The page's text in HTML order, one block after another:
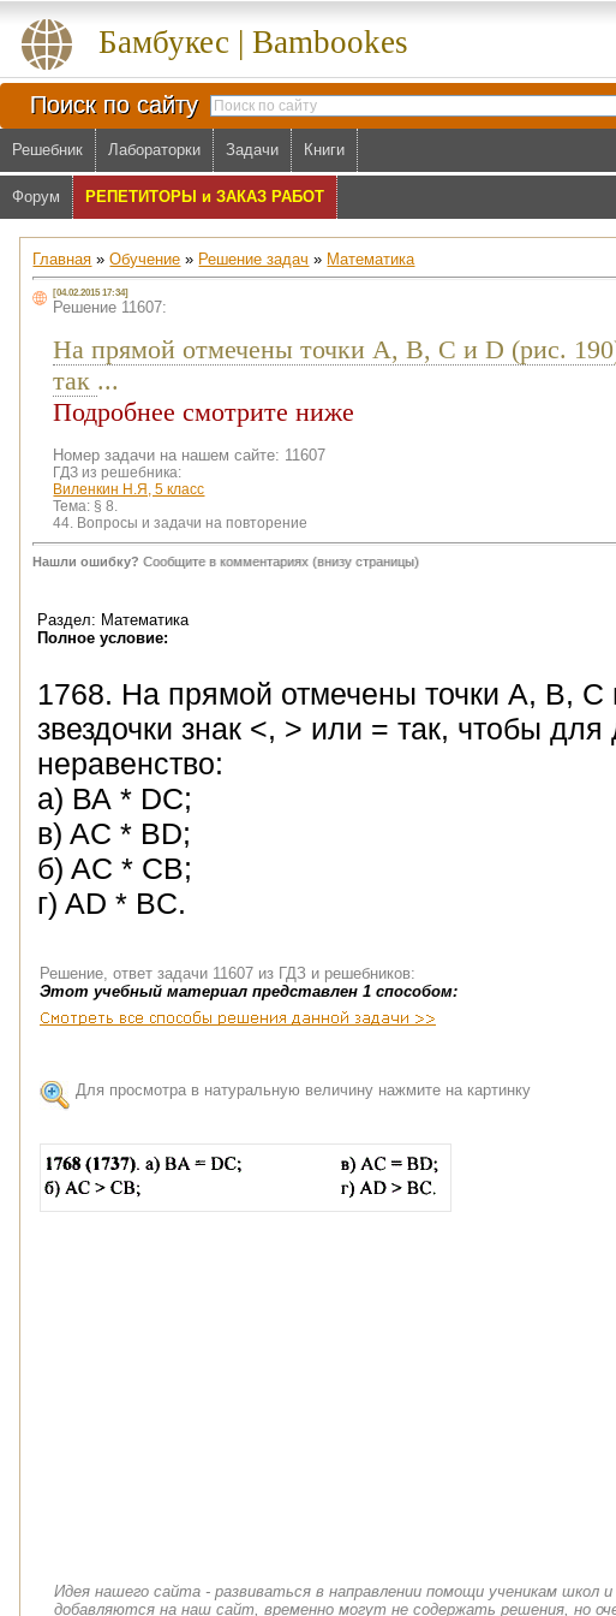
Бамбукес | Bambookes
Поиск по сайту
Решебник Лабораторки Задачи Книги
Форум РЕПЕТИТОРЫ и ЗАКАЗ РАБОТ
Главная »Обучение » Решение задач » Математика
[04.02.2015 17:34]
Решение 11607:
На прямой отмечены точки A, B, С и D (рис.
так ...
Подробнее смотрите ниже
Номер задачи на нашем сайте: 11607
ГДЗ из решебника:
Виленкин Н.Я, 5 класс
Тема: § 8.
44. Вопросы и задачи на повторение
Нашли ошибку? Сообщите в комментариях (внизу страницы)
Раздел: Математика
Полное условие:
1768. На прямой отмечены точки A, B, С
звездочки знак <, > или = так, чтобы
неравенство:
а) ВА * DC;
в) AC * BD;
б) AC * СВ;
г) AD * BС.
Решение, ответ задачи 11607 из ГДЗ и решебников:
Этот учебный материал представлен 1 способом:
Для просмотра в натуральную величину нажмите на картинку
Идея нашего сайта - развиваться в направлении помощи ученикам
добавляются на наш сайт, временно могут не содержать решения, но